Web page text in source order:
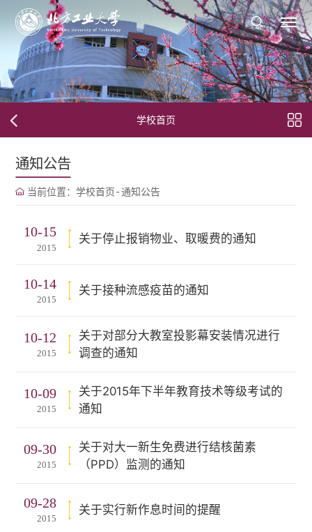
学校首页
通知公告
当前位置： 学校首页-通知公告
10-15
2015
关于停止报销物业、取暖费的通知
10-14
2015
关于接种流感疫苗的通知
10-12
2015
关于对部分大教室投影幕安装情况进行
调查的通知
10-09
2015
关于2015年下半年教育技术等级考试的
通知
09-30
2015
关于对大一新生免费进行结核菌素
（PPD）监测的通知
09-28
2015
关于实行新作息时间的提醒